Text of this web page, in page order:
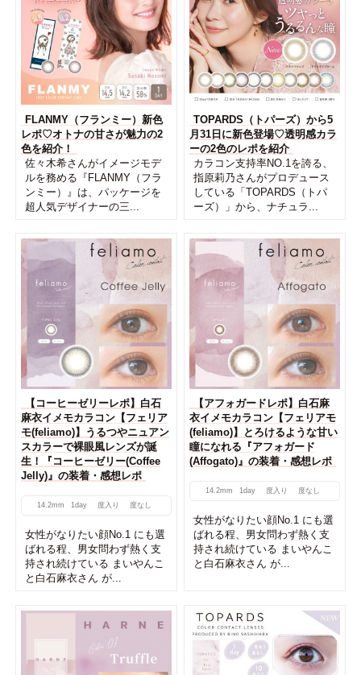
FLANMY（フランミー）新色
レポ♡オトナの甘さが魅力の2
色を紹介！
佐々木希さんがイメージモデ
ルを務める『FLANMY（フラ
ンミー）』は、パッケージを
超人気デザイナーの三...
TOPARDS（トパーズ）から5
月31日に新色登場♡透明感カラ
ーの2色のレポを紹介
カラコン支持率NO.1を誇る、
指原莉乃さんがプロデュース
している「TOPARDS（トパ
ーズ）」から、ナチュラ...
【コーヒーゼリーレポ】白石
麻衣イメモカラコン【フェリア
モ(feliamo)】うるつやニュアン
スカラーで裸眼風レンズが誕
生！『コーヒーゼリー(Coffee
Jelly)』の装着・感想レポ
14.2mm 1day 度入り 度なし
女性がなりたい顔No.1 にも選
ばれる程、男女問わず熱く支
持され続けている まいやんこ
と白石麻衣さん が...
【アフォガードレポ】白石麻
衣イメモカラコン【フェリアモ
(feliamo)】とろけるような甘い
瞳になれる『アフォガード
(Affogato)』の装着・感想レポ
14.2mm 1day 度入り 度なし
女性がなりたい顔No.1 にも選
ばれる程、男女問わず熱く支
持され続けている まいやんこ
と白石麻衣さん が...